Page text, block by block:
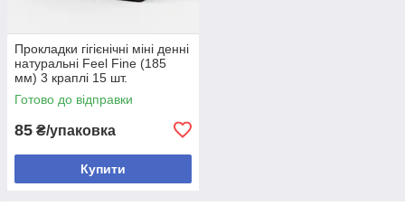
Прокладки гігієнічні міні денні
натуральні Feel Fine (185
мм) 3 краплі 15 шт.
Готово до відправки
85 ₴/упаковка
Купити